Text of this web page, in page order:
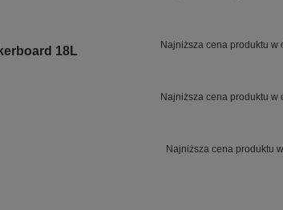
18L Najniższa cena produktu
Najniższa cena produktu
Najniższa cena produktu